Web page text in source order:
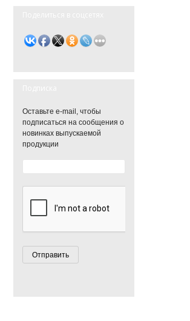
Оставьте e-mail, чтобы
подписаться на сообщения о
новинках выпускаемой
продукции